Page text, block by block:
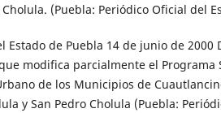
Cholula. (Puebla: Periódico Oficial del
Estado de Puebla 14 de junio de 2000
modifica parcialmente el Programa
de los Municipios de
y San Pedro Cholula (Puebla: